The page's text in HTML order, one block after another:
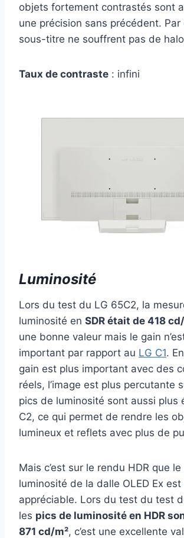
objets fortement contrastés sont
une précision sans précédent. Par
sous-titre ne souffrent pas de
Taux de contraste : infini
Luminosité
Lors du test du LG 65C2, la
luminosité en SDR était de 418
une bonne valeur mais le gain
important par rapport au LG C1.
gain est plus important avec des
réels, l’image est plus percutante
pics de luminosité sont aussi plus
C2, ce qui permet de rendre les
lumineux et reflets avec plus de
Mais c’est sur le rendu HDR que
luminosité de la dalle OLED Ex est
appréciable. Lors du test du test
les pics de luminosité en HDR
871 cd/m², c’est une excellente